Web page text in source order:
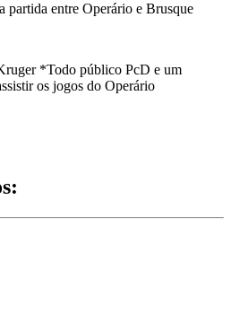
entre Operário e Brusque
*Todo público PcD e um
os jogos do Operário